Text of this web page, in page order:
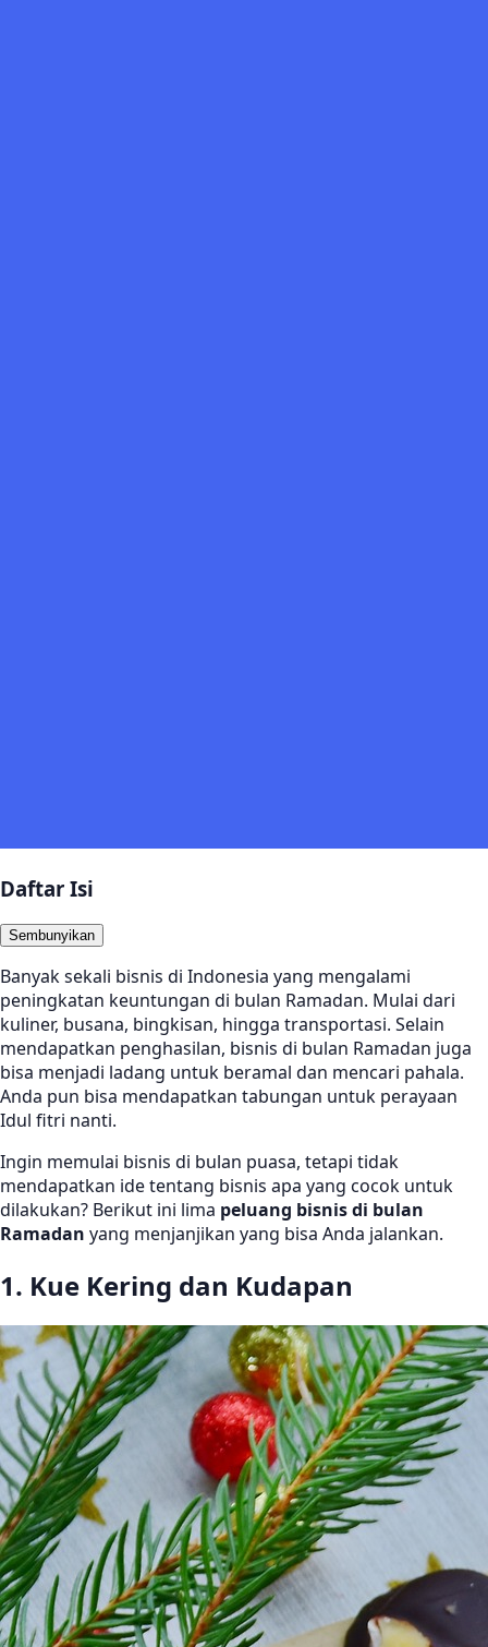
Daftar Isi
Sembunyikan
Banyak sekali bisnis di Indonesia yang mengalami
peningkatan keuntungan di bulan Ramadan. Mulai dari
kuliner, busana, bingkisan, hingga transportasi. Selain
mendapatkan penghasilan, bisnis di bulan Ramadan juga
bisa menjadi ladang untuk beramal dan mencari pahala.
Anda pun bisa mendapatkan tabungan untuk perayaan
Idul fitri nanti.
Ingin memulai bisnis di bulan puasa, tetapi tidak
mendapatkan ide tentang bisnis apa yang cocok untuk
dilakukan? Berikut ini lima peluang bisnis di bulan
Ramadan yang menjanjikan yang bisa Anda jalankan.
1. Kue Kering dan Kudapan